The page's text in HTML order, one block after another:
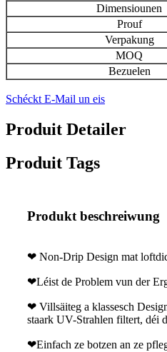
Dimensiounen
Prouf
Verpakung
MOQ
Bezuelen
Schéckt E-Mail un eis
Produit Detailer
Produit Tags
Produkt beschreiwung
❤ Non-Drip Design mat
❤Léist de Problem vun der
❤ Villsäiteg a klassesch
staark UV-Strahlen filtert, déi
❤Einfach ze botzen an ze